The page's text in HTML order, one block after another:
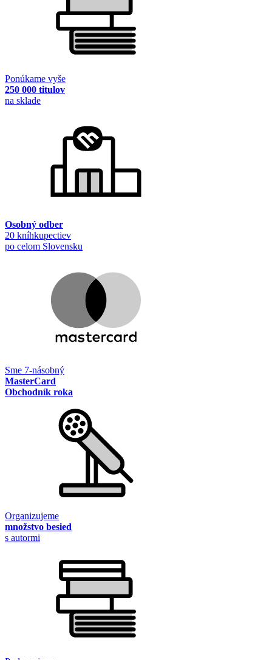
Ponúkame vyše
250 000 titulov
na sklade
Osobný odber
20 kníhkupectiev
po celom Slovensku
Sme 7-násobný
MasterCard
Obchodník roka
Organizujeme
množstvo besied
s autormi